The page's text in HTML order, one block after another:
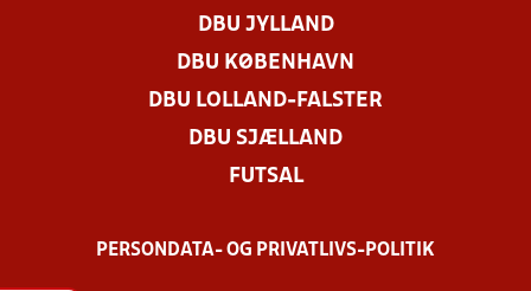
DBU JYLLAND
DBU KØBENHAVN
DBU LOLLAND-FALSTER
DBU SJÆLLAND
FUTSAL
PERSONDATA- OG PRIVATLIVS-POLITIK